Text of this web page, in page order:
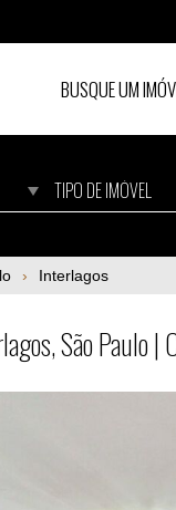
BUSQUE UM
São Paulo
Interlagos
São Paulo